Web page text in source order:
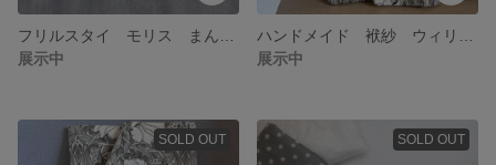
展示中
展示中
SOLD OUT SOLD OUT